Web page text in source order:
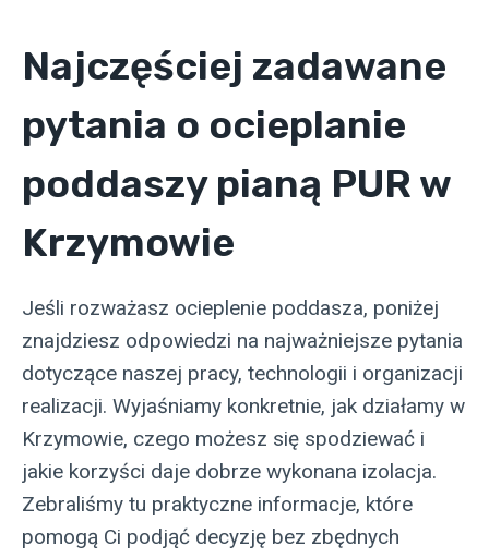
Najczęściej zadawane
pytania o ocieplanie
poddaszy pianą PUR w
Krzymowie
Jeśli rozważasz ocieplenie poddasza, poniżej
znajdziesz odpowiedzi na najważniejsze pytania
dotyczące naszej pracy, technologii i organizacji
realizacji. Wyjaśniamy konkretnie, jak działamy w
Krzymowie, czego możesz się spodziewać i
jakie korzyści daje dobrze wykonana izolacja.
Zebraliśmy tu praktyczne informacje, które
pomogą Ci podjąć decyzję bez zbędnych